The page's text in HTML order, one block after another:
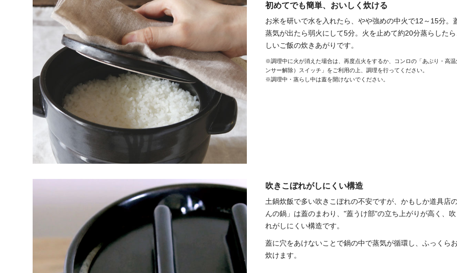
初めてでも簡単、おいしく炊ける
お米を研いで水を入れたら、やや強めの中火で12～15分。
蒸気が出たら弱火にして5分。火を止めて約20分蒸らした
しいご飯の炊きあがりです。
※調理中に火が消えた場合は、再度点火をするか、コンロの「あぶり・高温
ンサー解除）スイッチ」をご利用の上、調理を行ってください。
※調理中・蒸らし中は蓋を開けないでください。
吹きこぼれがしにくい構造
土鍋炊飯で多い吹きこぼれの不安ですが、かもしか道具店
んの鍋」は蓋のまわり、"蓋うけ部"の立ち上がりが高く、
れがしにくい構造です。
蓋に穴をあけないことで鍋の中で蒸気が循環し、ふっくら
炊けます。